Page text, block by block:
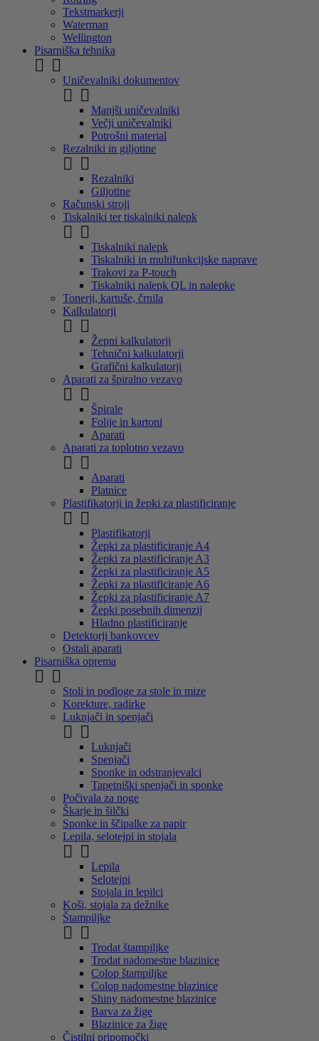
Tekstmarkerji
Waterman
Wellington
Pisarniška tehnika
 
Uničevalniki dokumentov
 
Manjši uničevalniki
Večji uničevalniki
Potrošni material
Rezalniki in giljotine
 
Rezalniki
Giljotine
Računski stroji
Tiskalniki ter tiskalniki nalepk
 
Tiskalniki nalepk
Tiskalniki in multifunkcijske naprave
Trakovi za P-touch
Tiskalniki nalepk QL in nalepke
Tonerji, kartuše, črnila
Kalkulatorji
 
Žepni kalkulatorji
Tehnični kalkulatorji
Grafični kalkulatorji
Aparati za špiralno vezavo
 
Špirale
Folije in kartoni
Aparati
Aparati za toplotno vezavo
 
Aparati
Platnice
Plastifikatorji in žepki za plastificiranje
 
Plastifikatorji
Žepki za plastificiranje A4
Žepki za plastificiranje A3
Žepki za plastificiranje A5
Žepki za plastificiranje A6
Žepki za plastificiranje A7
Žepki posebnih dimenzij
Hladno plastificiranje
Detektorji bankovcev
Ostali aparati
Pisarniška oprema
 
Stoli in podloge za stole in mize
Korekture, radirke
Luknjači in spenjači
 
Luknjači
Spenjači
Sponke in odstranjevalci
Tapetniški spenjači in sponke
Počivala za noge
Škarje in šilčki
Sponke in ščipalke za papir
Lepila, selotejpi in stojala
 
Lepila
Selotejpi
Stojala in lepilci
Koši, stojala za dežnike
Štampiljke
 
Trodat štampiljke
Trodat nadomestne blazinice
Colop štampiljke
Colop nadomestne blazinice
Shiny nadomestne blazinice
Barva za žige
Blazinice za žige
Čistilni pripomočki